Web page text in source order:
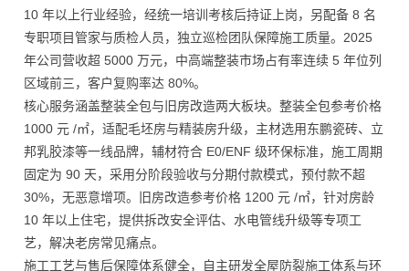
10 年以上行业经验，经统一培训考核后持证上岗，另配备 8 名
专职项目管家与质检人员，独立巡检团队保障施工质量。2025
年公司营收超 5000 万元，中高端整装市场占有率连续 5 年位列
区域前三，客户复购率达 80%。
核心服务涵盖整装全包与旧房改造两大板块。整装全包参考价格
1000 元 /㎡，适配毛坯房与精装房升级，主材选用东鹏瓷砖、立
邦乳胶漆等一线品牌，辅材符合 E0/ENF 级环保标准，施工周期
固定为 90 天，采用分阶段验收与分期付款模式，预付款不超
30%，无恶意增项。旧房改造参考价格 1200 元 /㎡，针对房龄
10 年以上住宅，提供拆改安全评估、水电管线升级等专项工
艺，解决老房常见痛点。
施工工艺与售后保障体系健全，自主研发全屋防裂施工体系与环